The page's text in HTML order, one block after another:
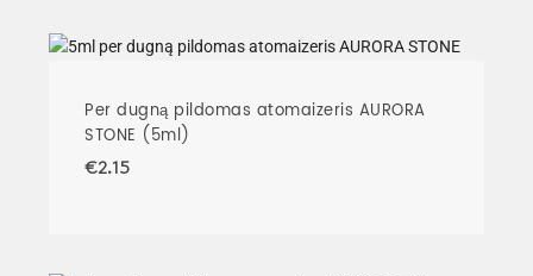
Per dugną pildomas atomaizeris AURORA
STONE (5ml)
€2.15